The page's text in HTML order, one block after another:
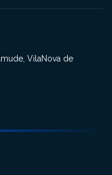
VilaNova de